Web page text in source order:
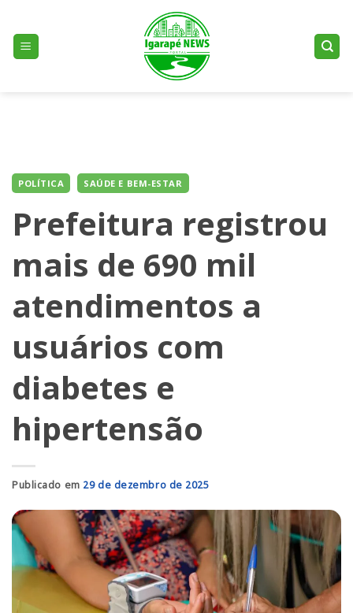
content
POLÍTICA SAÚDE E BEM-ESTAR
Prefeitura registrou
mais de 690 mil
atendimentos a
usuários com
diabetes e
hipertensão
Publicado em 29 de dezembro de 2025